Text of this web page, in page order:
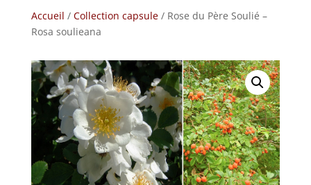
Accueil / Collection capsule/ Rose du Père Soulié –
Rosa soulieana